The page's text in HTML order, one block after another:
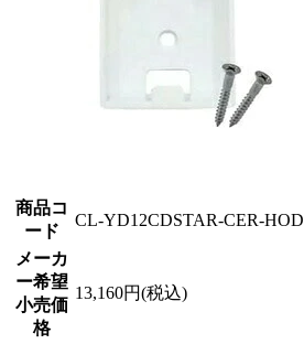
商品コ
ード
CL-YD12CDSTAR-CER-HOD
メーカ
ー希望
小売価
格
13,160円(税込)